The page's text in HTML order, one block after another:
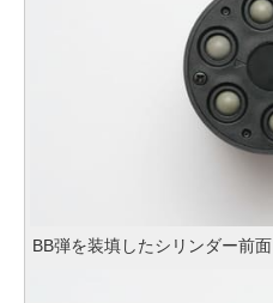
BB弾を装填したシリンダー前面